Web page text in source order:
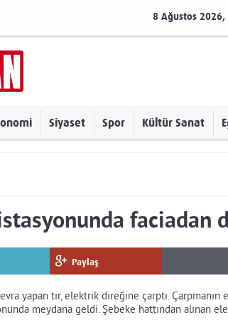
8 Ağustos 2026,
Siyaset Spor Kültür Sanat
faciadan
Paylaş
yapan tır, elektrik direğine çarptı.
meydana geldi. Şebeke hattından alınan